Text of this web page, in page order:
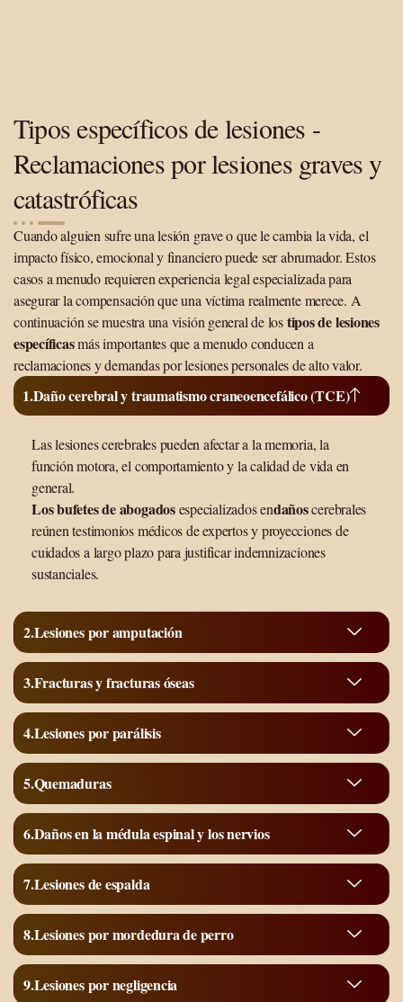
Tipos específicos de lesiones -
Reclamaciones por lesiones graves y
catastróficas
Cuando alguien sufre una lesión grave o que le cambia la vida, el
impacto físico, emocional y financiero puede ser abrumador. Estos
casos a menudo requieren experiencia legal especializada para
asegurar la compensación que una víctima realmente merece. A
continuación se muestra una visión general de lostipos de lesiones
específicasmás importantes que a menudo conducen a
reclamaciones y demandas por lesiones personales de alto valor.
Daño cerebral y traumatismo craneoencefálico (TCE)
Las lesiones cerebrales pueden afectar a la memoria, la
función motora, el comportamiento y la calidad de vida en
general.
Los bufetes de abogadosespecializados endañoscerebrales
reúnen testimonios médicos de expertos y proyecciones de
cuidados a largo plazo para justificar indemnizaciones
sustanciales.
Lesiones por amputación
Fracturas y fracturas óseas
Lesiones por parálisis
Quemaduras
Daños en la médula espinal y los nervios
Lesiones de espalda
Lesiones por mordedura de perro
Lesiones por negligencia